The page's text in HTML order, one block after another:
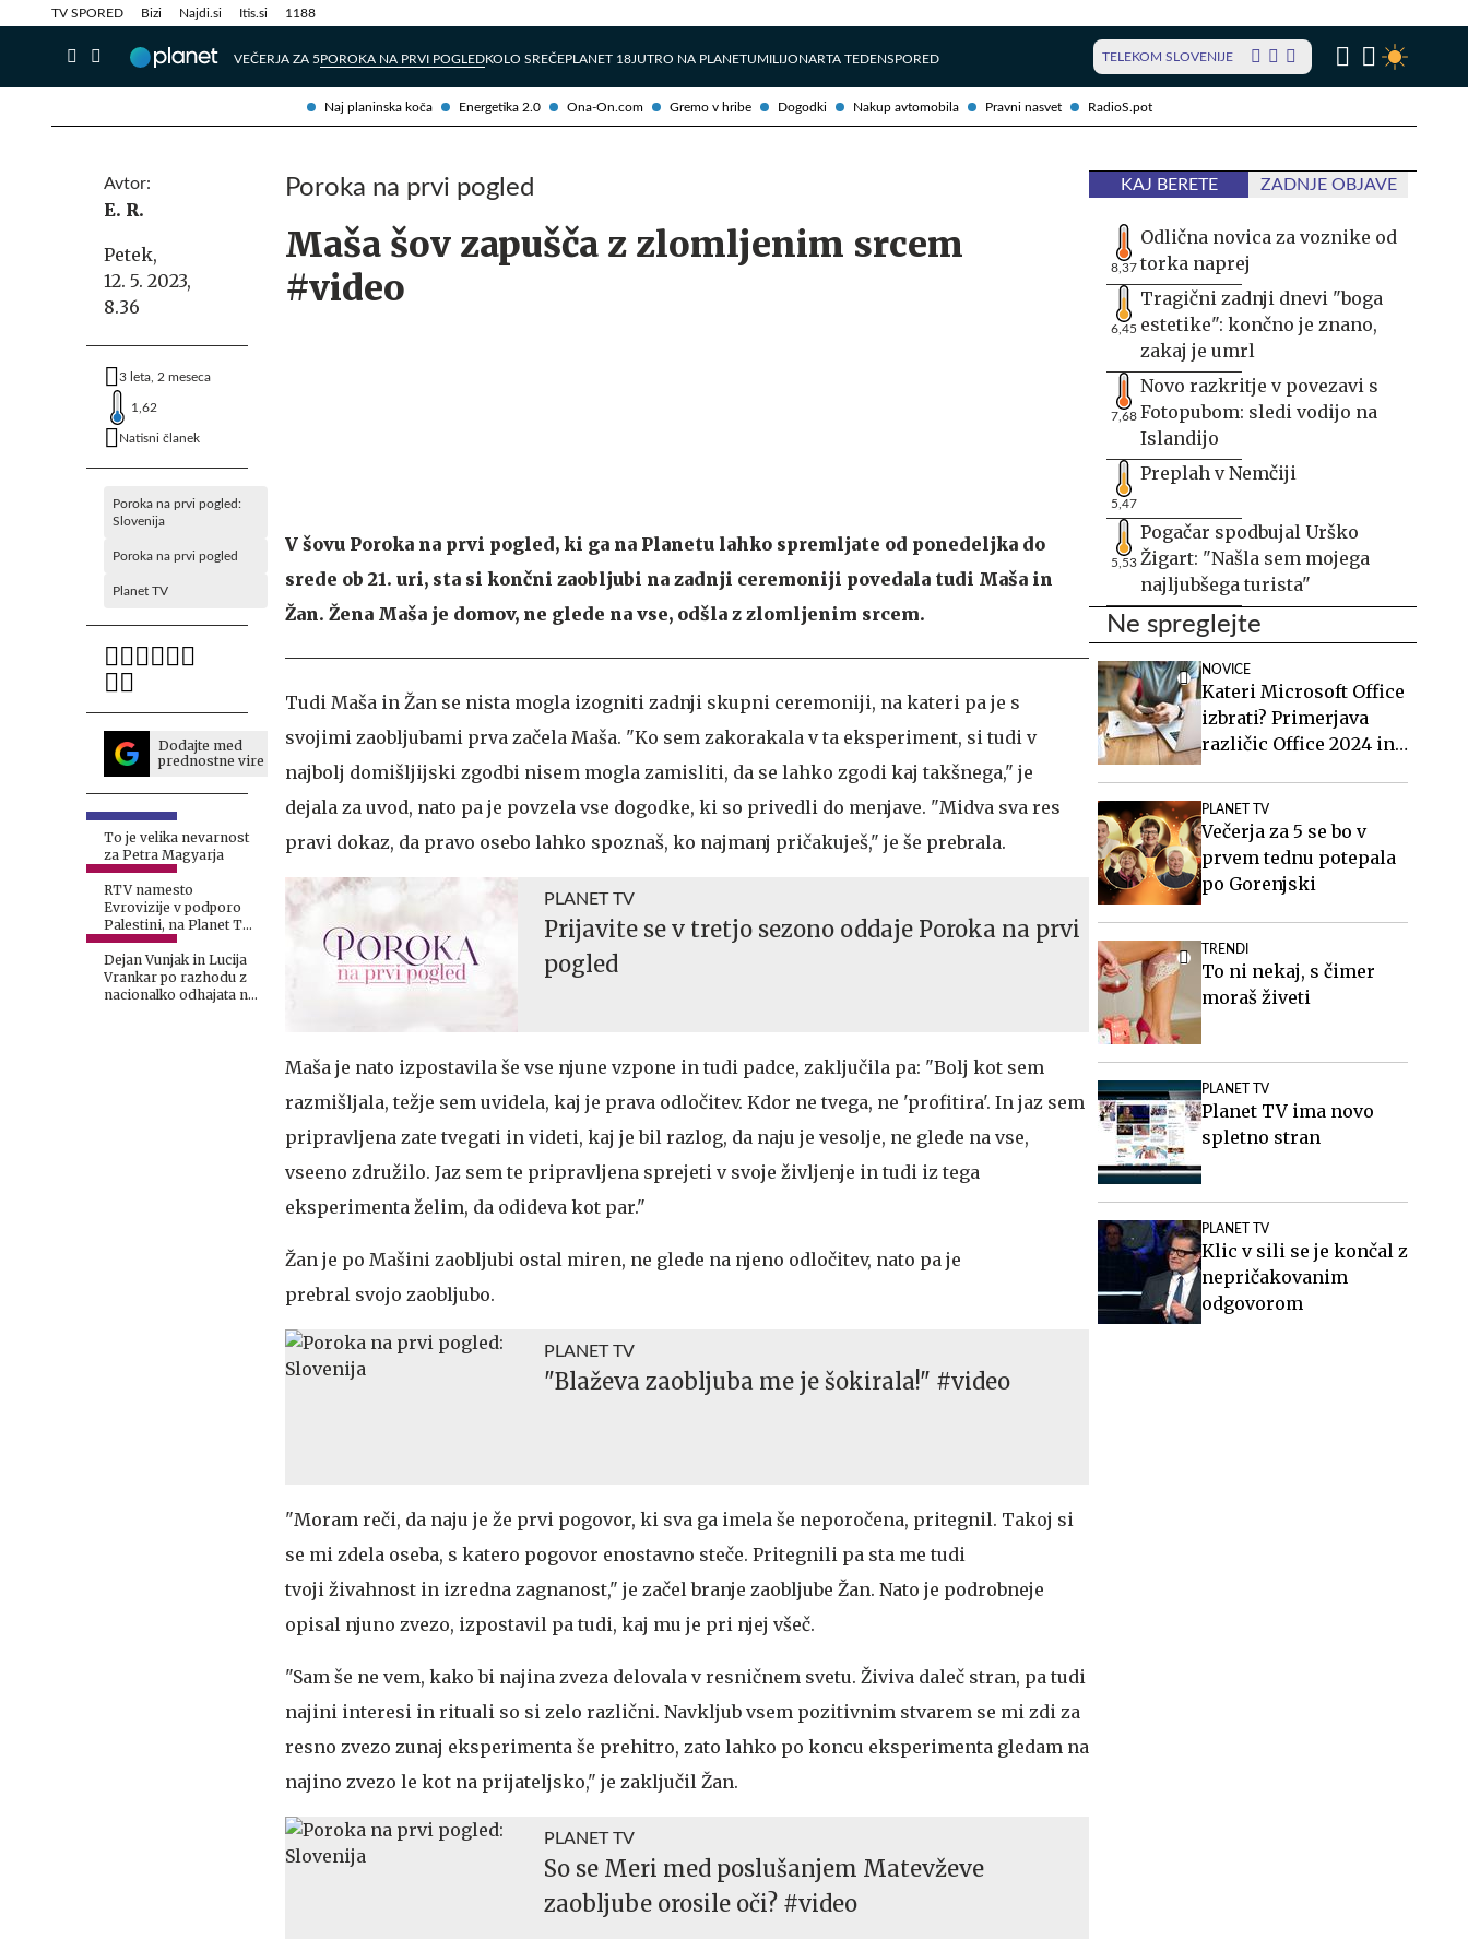
Naj planinska koča Energetika 2.0 Ona-On.com Gremo v hribe Dogodki Nakup avtomobila Pravni nasvet RadioS.pot
TV SPORED Bizi Najdi.si Itis.si 1188
VEČERJA ZA 5POROKA NA PRVI POGLEDKOLO SREČEPLANET 18JUTRO NA PLANETUMILIJONARTA TEDENSPORED TELEKOM SLOVENIJE
Info in obvestila Tehnik
Avtor:
E. R.
Petek,
12. 5. 2023,
8.36
3 leta, 2 meseca
1,62
Natisni članek
Poroka na prvi pogled:
Slovenija
Poroka na prvi pogled
Planet TV
Dodajte med
prednostne vire
To je velika nevarnost
za Petra Magyarja
RTV namesto
Evrovizije v podporo
Palestini, na Planet TV
z drugačno potezo
Dejan Vunjak in Lucija
Vrankar po razhodu z
nacionalko odhajata na
Poroka na prvi pogled
Maša šov zapušča z zlomljenim srcem
#video
V šovu Poroka na prvi pogled, ki ga na Planetu lahko spremljate od ponedeljka do
srede ob 21. uri, sta si končni zaobljubi na zadnji ceremoniji povedala tudi Maša in
Žan. Žena Maša je domov, ne glede na vse, odšla z zlomljenim srcem.
Tudi Maša in Žan se nista mogla izogniti zadnji skupni ceremoniji, na kateri pa je s
svojimi zaobljubami prva začela Maša. "Ko sem zakorakala v ta eksperiment, si tudi v
najbolj domišljijski zgodbi nisem mogla zamisliti, da se lahko zgodi kaj takšnega," je
dejala za uvod, nato pa je povzela vse dogodke, ki so privedli do menjave. "Midva sva res
pravi dokaz, da pravo osebo lahko spoznaš, ko najmanj pričakuješ," je še prebrala.
PLANET TV
Prijavite se v tretjo sezono oddaje Poroka na prvi
pogled
Maša je nato izpostavila še vse njune vzpone in tudi padce, zaključila pa: "Bolj kot sem
razmišljala, težje sem uvidela, kaj je prava odločitev. Kdor ne tvega, ne 'profitira'. In jaz sem
pripravljena zate tvegati in videti, kaj je bil razlog, da naju je vesolje, ne glede na vse,
vseeno združilo. Jaz sem te pripravljena sprejeti v svoje življenje in tudi iz tega
eksperimenta želim, da odideva kot par."
Žan je po Mašini zaobljubi ostal miren, ne glede na njeno odločitev, nato pa je
prebral svojo zaobljubo.
PLANET TV
"Blaževa zaobljuba me je šokirala!" #video
"Moram reči, da naju je že prvi pogovor, ki sva ga imela še neporočena, pritegnil. Takoj si
se mi zdela oseba, s katero pogovor enostavno steče. Pritegnili pa sta me tudi
tvoji živahnost in izredna zagnanost," je začel branje zaobljube Žan. Nato je podrobneje
opisal njuno zvezo, izpostavil pa tudi, kaj mu je pri njej všeč.
"Sam še ne vem, kako bi najina zveza delovala v resničnem svetu. Živiva daleč stran, pa tudi
najini interesi in rituali so si zelo različni. Navkljub vsem pozitivnim stvarem se mi zdi za
resno zvezo zunaj eksperimenta še prehitro, zato lahko po koncu eksperimenta gledam na
najino zvezo le kot na prijateljsko," je zaključil Žan.
PLANET TV
So se Meri med poslušanjem Matevževe
zaobljube orosile oči? #video
KAJ BERETE ZADNJE OBJAVE
8,37
Odlična novica za voznike od
torka naprej
6,45
Tragični zadnji dnevi "boga
estetike": končno je znano,
zakaj je umrl
7,68
Novo razkritje v povezavi s
Fotopubom: sledi vodijo na
Islandijo
5,47
Preplah v Nemčiji
5,53
Pogačar spodbujal Urško
Žigart: "Našla sem mojega
najljubšega turista"
Ne spreglejte
NOVICE
Kateri Microsoft Office
izbrati? Primerjava
različic Office 2024 in
PLANET TV
Večerja za 5 se bo v
prvem tednu potepala
po Gorenjski
TRENDI
To ni nekaj, s čimer
moraš živeti
PLANET TV
Planet TV ima novo
spletno stran
PLANET TV
Klic v sili se je končal z
nepričakovanim
odgovorom